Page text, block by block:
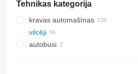
Tehnikas kategorija
kravas automašīnas
vilcēji
autobusi